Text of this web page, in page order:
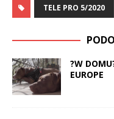
TELE PRO 5/2020
?W
EUROPE